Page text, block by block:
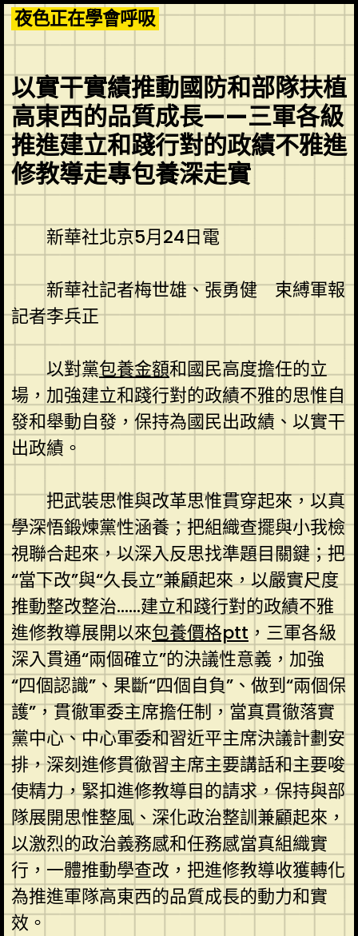
Skip
to
content
夜色正在學會呼吸
以實干實績推動國防和部隊扶植
高東西的品質成長——三軍各級
推進建立和踐行對的政績不雅進
修教導走專包養深走實
新華社北京5月24日電
新華社記者梅世雄、張勇健 束縛軍報
記者李兵正
以對黨包養金額和國民高度擔任的立
場，加強建立和踐行對的政績不雅的思惟自
發和舉動自發，保持為國民出政績、以實干
出政績。
把武裝思惟與改革思惟貫穿起來，以真
學深悟鍛煉黨性涵養；把組織查擺與小我檢
視聯合起來，以深入反思找準題目關鍵；把
“當下改”與“久長立”兼顧起來，以嚴實尺度
推動整改整治……建立和踐行對的政績不雅
進修教導展開以來包養價格ptt ，三軍各級
深入貫通“兩個確立”的決議性意義，加強
“四個認識”、果斷“四個自負”、做到“兩個保
護”，貫徹軍委主席擔任制，當真貫徹落實
黨中心、中心軍委和習近平主席決議計劃安
排，深刻進修貫徹習主席主要講話和主要唆
使精力，緊扣進修教導目的請求，保持與部
隊展開思惟整風、深化政治整訓兼顧起來，
以激烈的政治義務感和任務感當真組織實
行，一體推動學查改，把進修教導收獲轉化
為推進軍隊高東西的品質成長的動力和實
效。